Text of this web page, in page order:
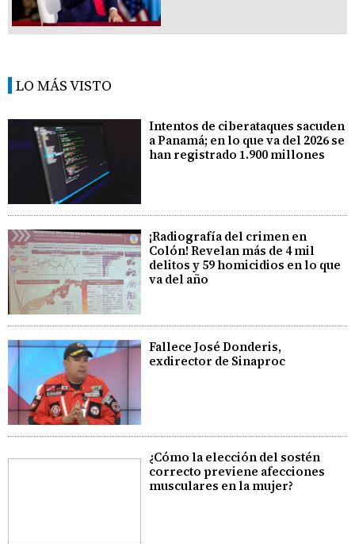
LO MÁS VISTO
Intentos de ciberataques sacuden
a Panamá; en lo que va del 2026 se
han registrado 1.900 millones
¡Radiografía del crimen en
Colón! Revelan más de 4 mil
delitos y 59 homicidios en lo que
va del año
Fallece José Donderis,
exdirector de Sinaproc
¿Cómo la elección del sostén
correcto previene afecciones
musculares en la mujer?